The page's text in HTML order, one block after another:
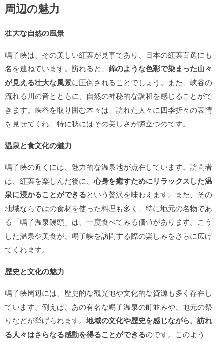
周辺の魅力
壮大な自然の風景
鳴子峡は、その美しい紅葉が見事であり、日本の紅葉百選にも
名を連ねています。訪れると、 錦のような色彩で染まった山々
が見える壮大な風景に圧倒されることでしょう。また、峡谷の
流れる川の音とともに、自然の神秘的な調和を感じることがで
きます。峡谷を取り囲む木々は、訪れた人々に四季折々の表情
を見せてくれ、特に秋にはその美しさが際立つのです。
温泉と食文化の魅力
鳴子峡の近くには、魅力的な温泉地が点在しています。訪問者
は、紅葉を楽しんだ後に、心身を癒すためにリラックスした温
泉に浸かることができるという贅沢を味わえます。また、その
地域ならではの食材を使った料理も多く、特に地元の名物であ
る「鳴子温泉饅頭」は、一度食べてみる価値があります。こう
した温泉や美食が、鳴子峡を訪問する際の楽しみをさらに広げ
てくれます。
歴史と文化の魅力
鳴子峡周辺には、歴史的な観光地や文化的な資源も多く存在し
ています。例えば、あの有名な鳴子温泉の町並みや、地元の祭
りなどが挙げられます。 地域の文化や歴史を感じながら、訪れ
る人々はさらなる感動を得ることができるのです。このよう